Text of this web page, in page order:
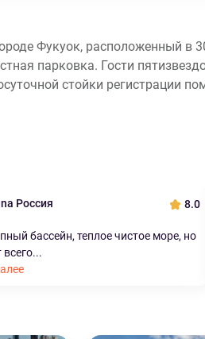
Фукуок, расположенный
парковка. Гости
стойки регистрации
Россия 8.0
бассейн, теплое чистое море, но
всего...